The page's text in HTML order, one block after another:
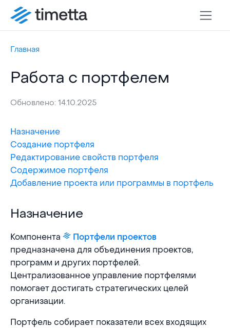
Главная
Работа с портфелем
Обновлено: 14.10.2025
Назначение
Создание портфеля
Редактирование свойств портфеля
Содержимое портфеля
Добавление проекта или программы в портфель
Назначение
Назначение
Компонента Портфели проектов
предназначена для объединения проектов,
программ и других портфелей.
Централизованное управление портфелями
помогает достигать стратегических целей
организации.
Портфель собирает показатели всех входящих